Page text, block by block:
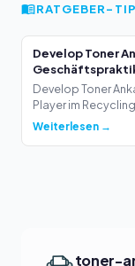
RATGEBER-
Develop Toner
Develop Toner
Player im
Weiterlesen →
toner-